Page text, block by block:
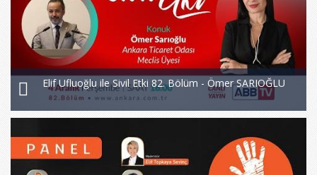
Elif Ufluoğlu ile Sivil Etki 82. Bölüm - Ömer SARIOĞLU